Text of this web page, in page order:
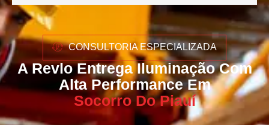
CONSULTORIA ESPECIALIZADA
A Revlo Entrega Iluminação Com
Alta Performance Em
Socorro Do Piauí